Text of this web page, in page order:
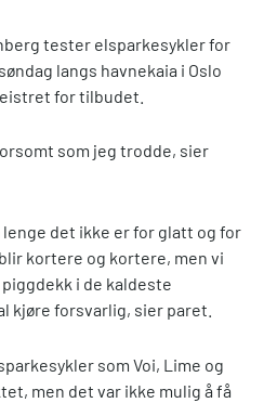
tester elsparkesykler for
langs havnekaia i Oslo
for tilbudet.
som jeg trodde, sier
lenge det ikke er for glatt og for
kortere og kortere, men vi
i de kaldeste
kjøre forsvarlig, sier paret.
som Voi, Lime og
men det var ikke mulig å få